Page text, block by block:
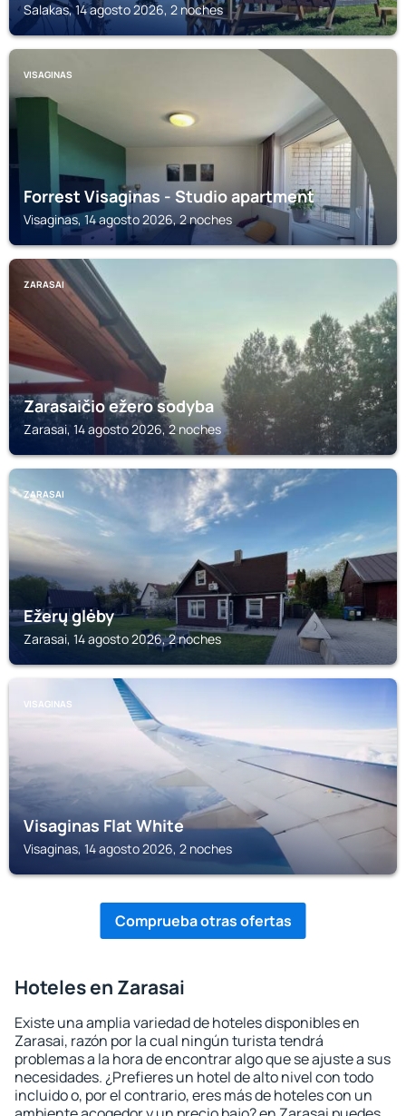
Salakas, 14 agosto 2026, 2 noches
VISAGINAS
Forrest Visaginas - Studio apartment
Visaginas, 14 agosto 2026, 2 noches
ZARASAI
Zarasaičio ežero sodyba
Zarasai, 14 agosto 2026, 2 noches
ZARASAI
Ežerų glėby
Zarasai, 14 agosto 2026, 2 noches
VISAGINAS
Visaginas Flat White
Visaginas, 14 agosto 2026, 2 noches
Comprueba otras ofertas
Hoteles en Zarasai
Existe una amplia variedad de hoteles disponibles en
Zarasai, razón por la cual ningún turista tendrá
problemas a la hora de encontrar algo que se ajuste a sus
necesidades. ¿Prefieres un hotel de alto nivel con todo
incluido o, por el contrario, eres más de hoteles con un